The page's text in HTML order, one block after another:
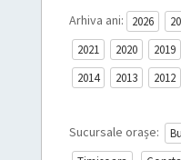
Arhiva ani: 2026
2021
2020 2019
2014
2013 2012
Sucursale orașe: